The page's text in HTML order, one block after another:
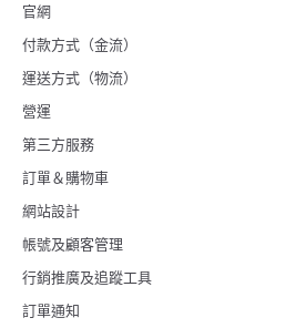
官網
付款方式（金流）
運送方式（物流）
營運
第三方服務
訂單＆購物車
網站設計
帳號及顧客管理
行銷推廣及追蹤工具
訂單通知